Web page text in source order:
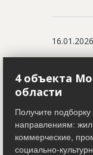
16.01.2026
В
08.09.2025
4 объекта
области
Получите
направлениям:
коммерческие,
социально-